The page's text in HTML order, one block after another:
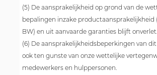
(5) De aansprakelijkheid op grond van de
bepalingen inzake productaansprakelijkheid
BW) en uit aanvaarde garanties blijft onverlet.
(6) De aansprakelijkheidsbeperkingen van
ook ten gunste van onze wettelijke
medewerkers en hulppersonen.